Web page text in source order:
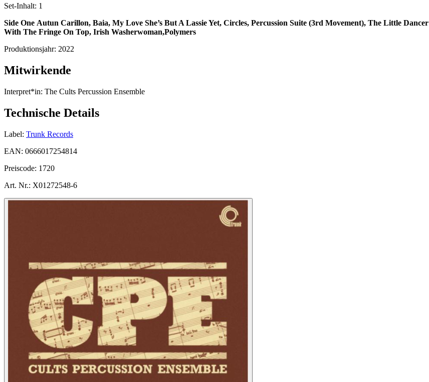
Set-Inhalt: 1
Side One Autun Carillon, Baia, My Love She’s But A Lassie Yet, Circles, Percussion Suite (3rd Movement), The Little Dancer
With The Fringe On Top, Irish Washerwoman,Polymers
Produktionsjahr: 2022
Mitwirkende
Interpret*in: The Cults Percussion Ensemble
Technische Details
Label: Trunk Records
EAN: 0666017254814
Preiscode: 1720
Art. Nr.: X01272548-6